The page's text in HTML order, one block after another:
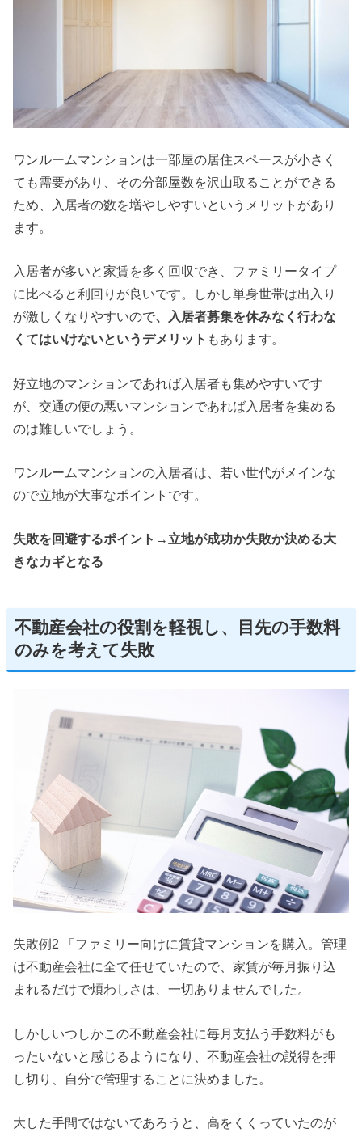
ワンルームマンションは一部屋の居住スペースが小さく
ても需要があり、その分部屋数を沢山取ることができる
ため、入居者の数を増やしやすいというメリットがあり
ます。
入居者が多いと家賃を多く回収でき、ファミリータイプ
に比べると利回りが良いです。しかし単身世帯は出入り
が激しくなりやすいので、入居者募集を休みなく行わな
くてはいけないというデメリット もあります。
好立地のマンションであれば入居者も集めやすいです
が、交通の便の悪いマンションであれば入居者を集める
のは難しいでしょう。
ワンルームマンションの入居者は、若い世代がメインな
ので立地が大事なポイントです。
失敗を回避するポイント→立地が成功か失敗か決める大
きなカギとなる
不動産会社の役割を軽視し、目先の手数料
のみを考えて失敗
失敗例2 「ファミリー向けに賃貸マンションを購入。管理
は不動産会社に全て任せていたので、家賃が毎月振り込
まれるだけで煩わしさは、一切ありませんでした。
しかしいつしかこの不動産会社に毎月支払う手数料がも
ったいないと感じるようになり、不動産会社の説得を押
し切り、自分で管理することに決めました。
大した手間ではないであろうと、高をくくっていたのが